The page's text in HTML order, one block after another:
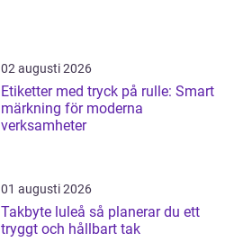
02 augusti 2026
Etiketter med tryck på rulle: Smart
märkning för moderna
verksamheter
01 augusti 2026
Takbyte luleå så planerar du ett
tryggt och hållbart tak